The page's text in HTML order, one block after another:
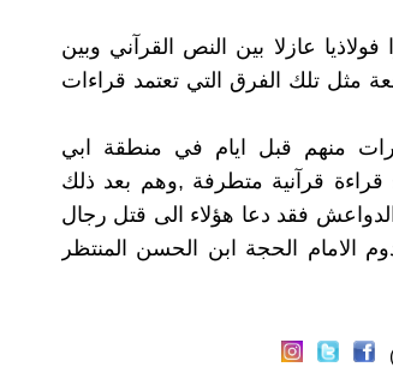
عازلا بين النص القرآني وبين
مثل تلك الفرق التي تعتمد قراءات
منهم قبل ايام في منطقة ابي
قرآنية متطرفة ,وهم بعد ذلك
فقد دعا هؤلاء الى قتل رجال
الامام الحجة ابن الحسن المنتظر